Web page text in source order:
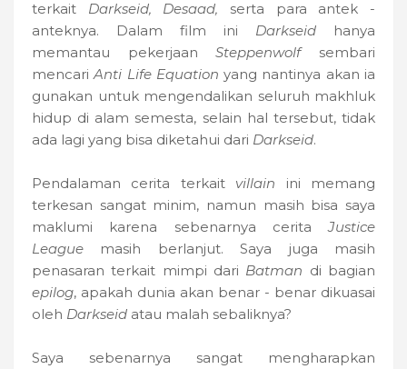
terkait Darkseid, Desaad, serta para antek -
anteknya. Dalam film ini Darkseid
hanya
memantau pekerjaanSteppenwolf sembari
mencariAnti Life Equationyang nantinya akan ia
gunakan untuk mengendalikan seluruh makhluk
hidup di alam semesta, selain hal tersebut, tidak
ada lagi yang bisa diketahui dari Darkseid.
Pendalaman cerita terkait villain ini memang
terkesan sangat minim, namun masih bisa saya
maklumi karena sebenarnya ceritaJustice
League masih berlanjut. Saya juga masih
penasaran terkait mimpi dari Batman di bagian
epilog, apakah dunia akan benar - benar dikuasai
oleh Darkseid atau malah sebaliknya?
Saya sebenarnya sangat mengharapkan